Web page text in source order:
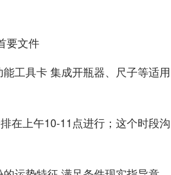
要文件
工具卡 集成开瓶器、尺子等适用
在上午10-11点进行；这个时段沟